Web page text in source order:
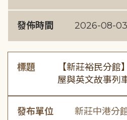
發佈時間 2026-08-03
標題
【新莊裕民分館
屋與英文故事列
發布單位 新莊中港分